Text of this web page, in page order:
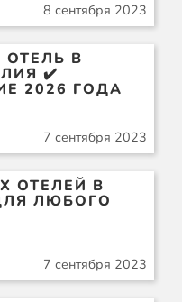
8 сентября 2023
В
✔️
2026 ГОДА
7 сентября 2023
ОТЕЛЕЙ В
ЛЮБОГО
7 сентября 2023